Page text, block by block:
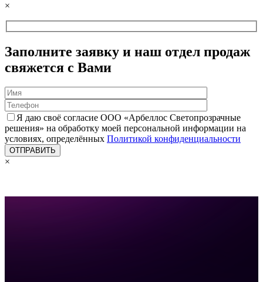
×
Заполните заявку и наш отдел продаж
свяжется с Вами
Я даю своё согласие ООО «Арбеллос Светопрозрачные
решения» на обработку моей персональной информации на
условиях, определённых Политикой конфиденциальности
×